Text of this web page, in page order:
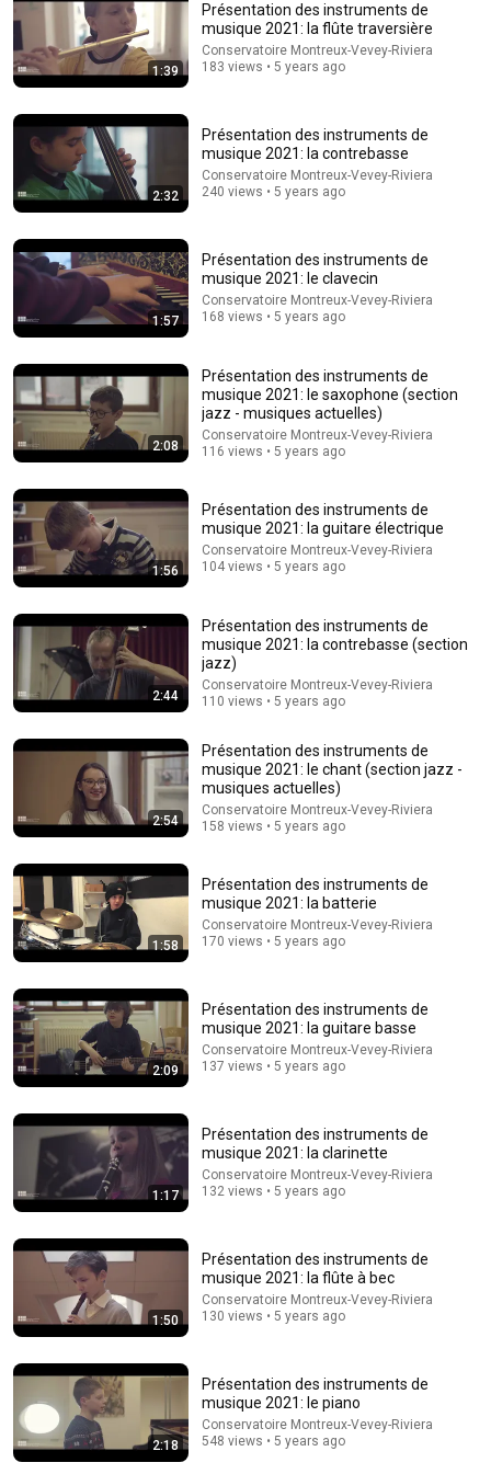
432Hz - Fall Into Deep Sleep in 3 Minutes - Heal All Damage In
The Body and Spirit, Relieve Stress
Dreamy Flow • 5.3M views
Rainfall and firelight blend in a rustic cabin, creating a
peaceful rhythm for concentration.
Rain Sounds For Sleeping
New 33K views
5 Signs That This Is the Love of Your Life | Carl Jung
SoulSync • 546K views
10 US Bread Brands to AVOID and 3 That Are Actually Safe
Consumer Exposed
1:39
Présentation des instruments de
musique 2021: la flûte traversière
Conservatoire Montreux-Vevey-Riviera
183 views • 5 years ago
2:32
Présentation des instruments de
musique 2021: la contrebasse
Conservatoire Montreux-Vevey-Riviera
240 views • 5 years ago
1:57
Présentation des instruments de
musique 2021: le clavecin
Conservatoire Montreux-Vevey-Riviera
168 views • 5 years ago
2:08
Présentation des instruments de
musique 2021: le saxophone (section
jazz - musiques actuelles)
Conservatoire Montreux-Vevey-Riviera
116 views • 5 years ago
1:56
Présentation des instruments de
musique 2021: la guitare électrique
Conservatoire Montreux-Vevey-Riviera
104 views • 5 years ago
2:44
Présentation des instruments de
musique 2021: la contrebasse (section
jazz)
Conservatoire Montreux-Vevey-Riviera
110 views • 5 years ago
2:54
Présentation des instruments de
musique 2021: le chant (section jazz -
musiques actuelles)
Conservatoire Montreux-Vevey-Riviera
158 views • 5 years ago
1:58
Présentation des instruments de
musique 2021: la batterie
Conservatoire Montreux-Vevey-Riviera
170 views • 5 years ago
2:09
Présentation des instruments de
musique 2021: la guitare basse
Conservatoire Montreux-Vevey-Riviera
137 views • 5 years ago
1:17
Présentation des instruments de
musique 2021: la clarinette
Conservatoire Montreux-Vevey-Riviera
132 views • 5 years ago
1:50
Présentation des instruments de
musique 2021: la flûte à bec
Conservatoire Montreux-Vevey-Riviera
130 views • 5 years ago
2:18
Présentation des instruments de
musique 2021: le piano
Conservatoire Montreux-Vevey-Riviera
548 views • 5 years ago